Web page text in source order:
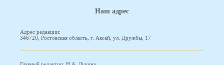
Наш адрес
Адрес редакции:
346720, Ростовская область, г. Аксай, ул. Дружбы, 17